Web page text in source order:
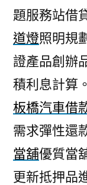
題服務站借
道燈照明規
證產品創辦
積利息計算
板橋汽車借
需求彈性還
當舖優質當
更新抵押品